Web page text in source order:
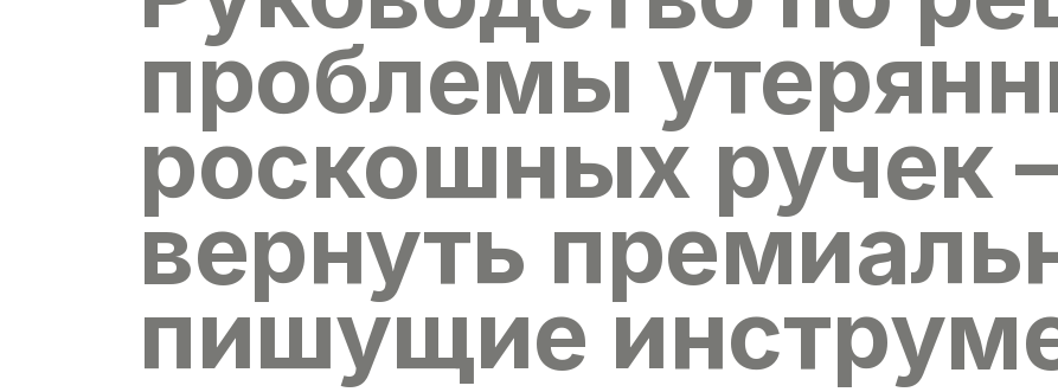
проблемы
роскошных ручек
вернуть
пишущие